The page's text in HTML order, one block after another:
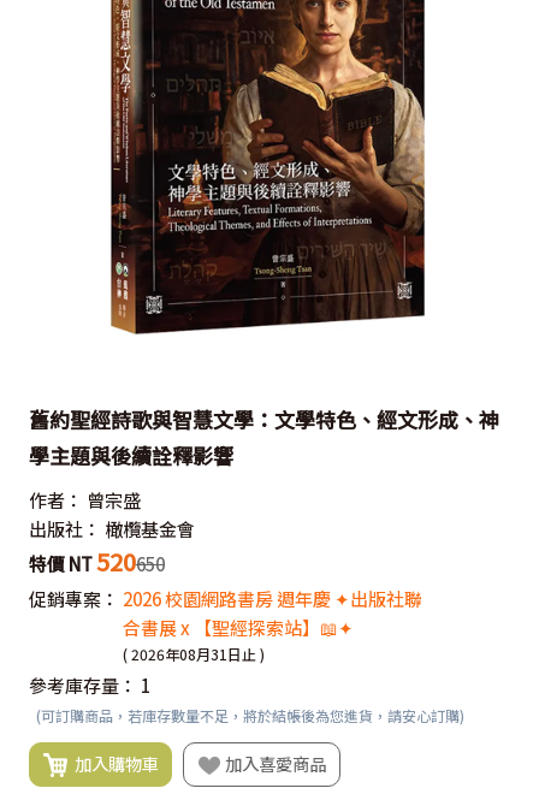
舊約聖經詩歌與智慧文學：文學特色、經文形成、神
學主題與後續詮釋影響
作者： 曾宗盛
出版社： 橄欖基金會
特價 NT520650
促銷專案： 2026 校園網路書房 週年慶 ✦出版社聯
合書展 x 【聖經探索站】📖✦
( 2026年08月31日止 )
參考庫存量： 1
(可訂購商品，若庫存數量不足，將於結帳後為您進貨，請安心訂購)
加入購物車 加入喜愛商品